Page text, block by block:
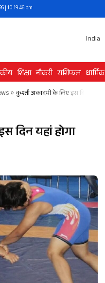
| 10:19:46 pm
India
शिक्षा नौकरी राशिफल धार्मिक
» कुश्ती अकादमी के लिए इस दिन यहां
दिन यहां होगा